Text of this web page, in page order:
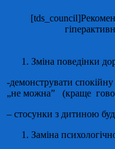
Зміна поведінки
-демонструвати спокійну
„не можна” (краще
– стосунки з дитиною
Заміна